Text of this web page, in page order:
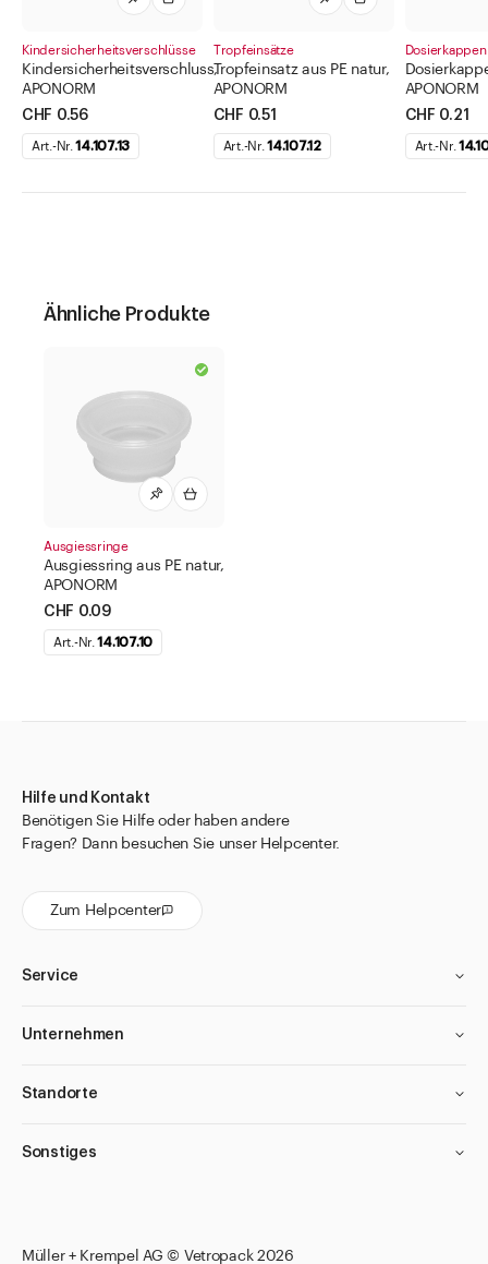
Kindersicherheitsverschlüsse
Kindersicherheitsverschluss,
APONORM
CHF 0.56
Art.-Nr.14.107.13
Tropfeinsätze
Tropfeinsatz aus PE natur,
APONORM
CHF 0.51
Art.-Nr.14.107.12
Dosierkappen
APONORM
CHF 0.21
Art.-Nr.
Ähnliche Produkte
Ausgiessringe
Ausgiessring aus PE natur,
APONORM
CHF 0.09
Art.-Nr.14.107.10
Hilfe und Kontakt
Benötigen Sie Hilfe oder haben andere
Fragen? Dann besuchen Sie unser Helpcenter.
Zum Helpcenter
Service
Unternehmen
Standorte
Sonstiges
Müller + Krempel AG © Vetropack 2026